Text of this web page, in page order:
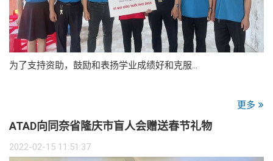
为了支持资助，鼓励和表扬学业成绩好和克服…
更多
ATAD向同奈省隆庆市盲人会赠送春节礼物
2022-02-15 11:51:37